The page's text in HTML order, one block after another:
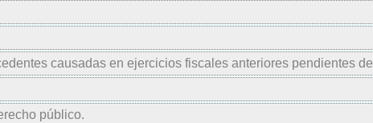
causadas en ejercicios fiscales anteriores pendientes
público.